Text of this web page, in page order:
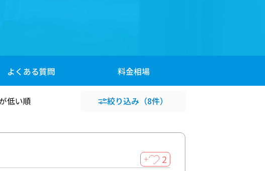
よくある質問 料金相場
低い順 絞り込み （8件）
＋ 2